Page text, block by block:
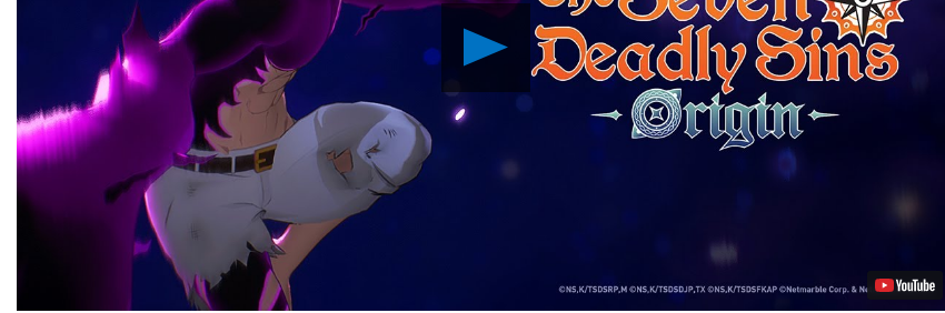
Riproduci
video